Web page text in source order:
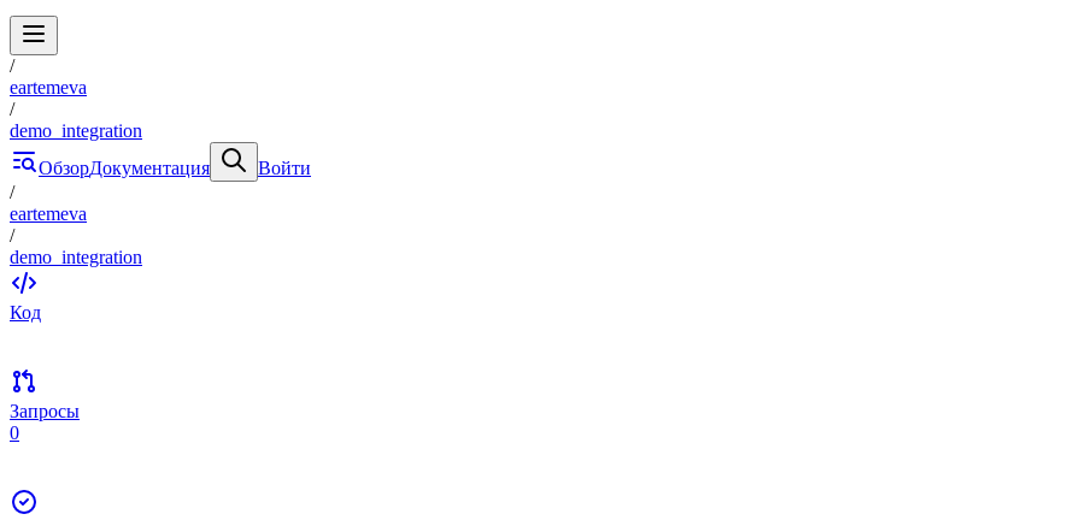
/
eartemeva
/
demo_integration
ОбзорДокументация
Войти
/
eartemeva
/
demo_integration
Код
Запросы
0